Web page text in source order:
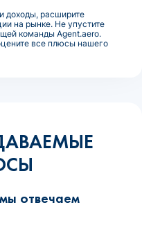
доходы, расширите
на рынке. Не упустите
команды Agent.aero.
все плюсы нашего
отвечаем